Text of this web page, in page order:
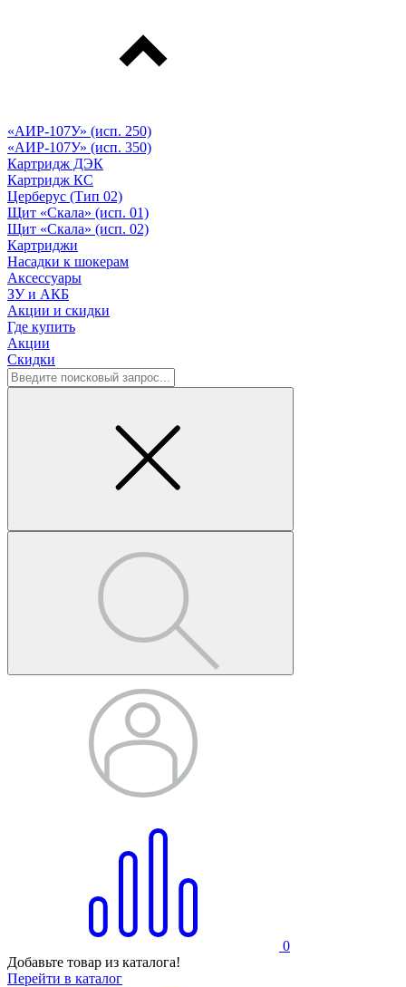
«АИР-107У» (исп. 250)
«АИР-107У» (исп. 350)
Картридж ДЭК
Картридж КС
Церберус (Тип 02)
Щит «Скала» (исп. 01)
Щит «Скала» (исп. 02)
Картриджи
Насадки к шокерам
Аксессуары
ЗУ и АКБ
Акции и скидки
Где купить
Акции
Скидки
0
Добавьте товар из каталога!
Перейти в каталог